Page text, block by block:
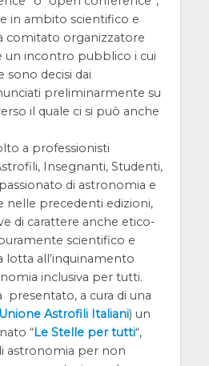
in ambito scientifico e
comitato organizzatore
un incontro pubblico i cui
sono decisi dai
preliminarmente su
il quale ci si può anche
a professionisti
Insegnanti, Studenti,
di astronomia e
nelle precedenti edizioni,
di carattere anche etico-
scientifico e
lotta all’inquinamento
inclusiva per tutti.
presentato, a cura di una
Astrofili Italiani) un
“Le Stelle per tutti“,
astronomia per non